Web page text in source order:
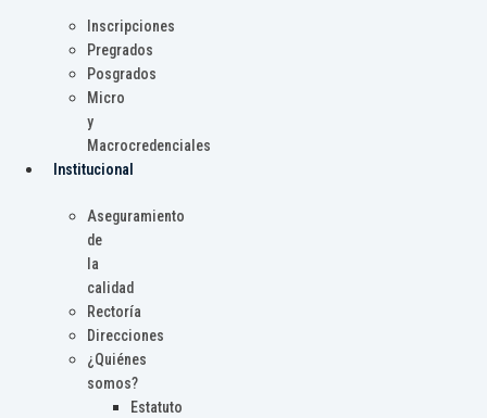
Inscripciones
Pregrados
Posgrados
Micro
y
Macrocredenciales
Institucional
Aseguramiento
de
la
calidad
Rectoría
Direcciones
¿Quiénes
somos?
Estatuto